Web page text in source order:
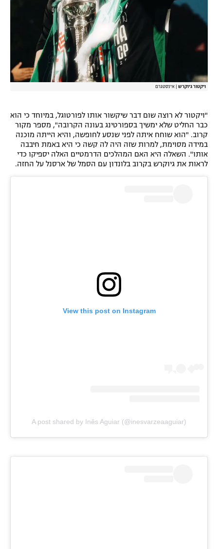
ויקטור גיוקרש אינסטגרם
"ויקטור לא רוצה שום דבר שיקשור אותו לפורטוגל, במיוחד כי הוא
כבר החליט שלא ימשיך בספורטינג בעונה הקרובה", מספר מקור
קרוב. "הוא שוחח איתה לפני שנסע לחופשה, והיא הייתה מוכנה
במידה מסוימת, למרות שזה היה לה קשה כי היא באמת חיבבה
אותו". השאלה היא האם המהלכים הדרמטיים האלה יספיקו כדי
לראות את גיוקרש בקרוב בלונדון עם הסמל של ארסנל על החזה.
View this post on Instagram
A post shared by Inês Aguiar (@inesvarzeaaguiar)